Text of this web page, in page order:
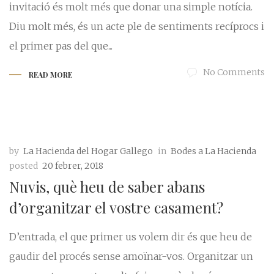
invitació és molt més que donar una simple notícia.
Diu molt més, és un acte ple de sentiments recíprocs i
el primer pas del que...
READ MORE No Comments
by La Hacienda del Hogar Gallego in Bodes a La Hacienda
posted 20 febrer, 2018
Nuvis, què heu de saber abans
d’organitzar el vostre casament?
D’entrada, el que primer us volem dir és que heu de
gaudir del procés sense amoïnar-vos. Organitzar un